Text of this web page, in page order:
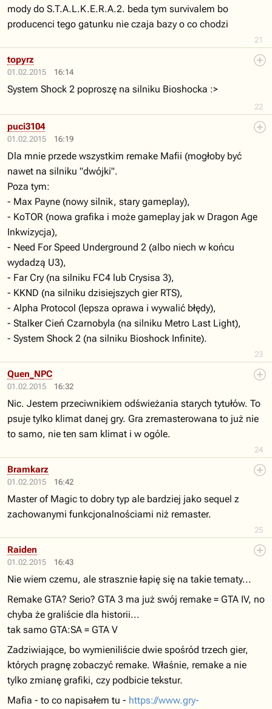
21
mody do S.T.A.L.K.E.R.A.2. beda tym survivalem bo
producenci tego gatunku nie czaja bazy o co chodzi
01.02.2015 16:14
22
topyrz
System Shock 2 poproszę na silniku Bioshocka :>
01.02.2015 16:19
23
puci3104
Dla mnie przede wszystkim remake Mafii (mogłoby być
nawet na silniku "dwójki".
Poza tym:
- Max Payne (nowy silnik, stary gameplay),
- KoTOR (nowa grafika i może gameplay jak w Dragon Age
Inkwizycja),
- Need For Speed Underground 2 (albo niech w końcu
wydadzą U3),
- Far Cry (na silniku FC4 lub Crysisa 3),
- KKND (na silniku dzisiejszych gier RTS),
- Alpha Protocol (lepsza oprawa i wywalić błędy),
- Stalker Cień Czarnobyla (na silniku Metro Last Light),
- System Shock 2 (na silniku Bioshock Infinite).
01.02.2015 16:32
24
Quen_NPC
Nic. Jestem przeciwnikiem odświeżania starych tytułów. To
psuje tylko klimat danej gry. Gra zremasterowana to już nie
to samo, nie ten sam klimat i w ogóle.
01.02.2015 16:42
25
Bramkarz
Master of Magic to dobry typ ale bardziej jako sequel z
zachowanymi funkcjonalnościami niż remaster.
01.02.2015 16:43
Raiden
Nie wiem czemu, ale strasznie łapię się na takie tematy...
Remake GTA? Serio? GTA 3 ma już swój remake = GTA IV, no
chyba że graliście dla historii...
tak samo GTA:SA = GTA V
Zadziwiające, bo wymieniliście dwie spośród trzech gier,
których pragnę zobaczyć remake. Właśnie, remake a nie
tylko zmianę grafiki, czy podbicie tekstur.
Mafia - to co napisałem tu - https://www.gry-